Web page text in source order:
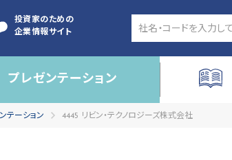
投資家のための
企業情報サイト
プレゼンテーション
テーション 4445 リビン・テクノロジーズ株式会社